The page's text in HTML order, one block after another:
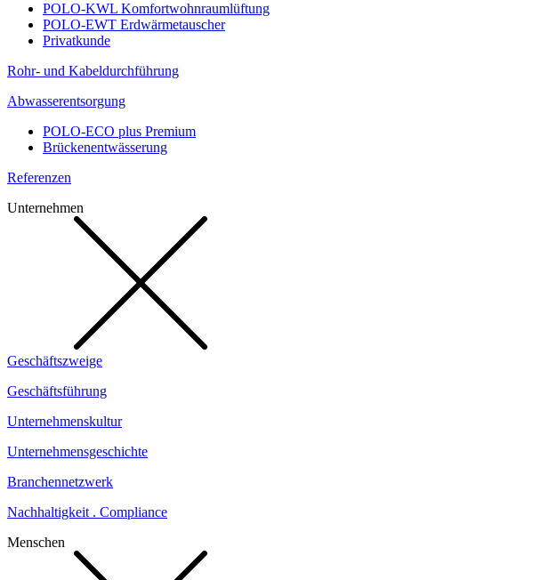
POLO-KWL Komfortwohnraumlüftung
POLO-EWT Erdwärmetauscher
Privatkunde
Rohr- und Kabeldurchführung
Abwasserentsorgung
POLO-ECO plus Premium
Brückenentwässerung
Referenzen
Unternehmen
Geschäftszweige
Geschäftsführung
Unternehmenskultur
Unternehmensgeschichte
Branchennetzwerk
Nachhaltigkeit . Compliance
Menschen